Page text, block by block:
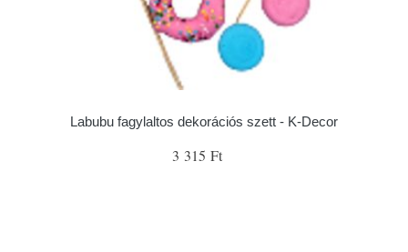
Labubu fagylaltos dekorációs szett - K-Decor
3 315 Ft